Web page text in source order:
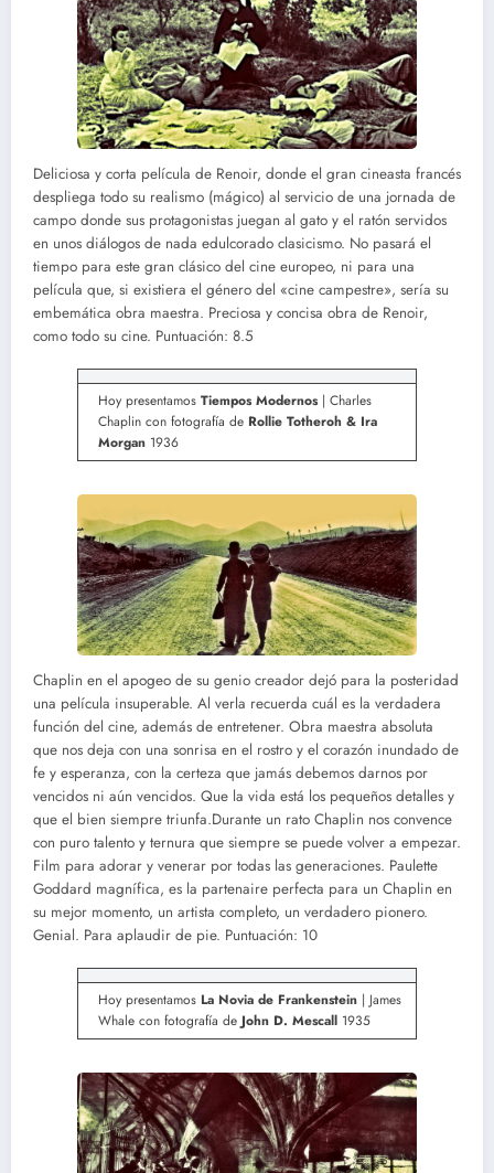
Deliciosa y corta película de Renoir, donde el gran cineasta francés
despliega todo su realismo (mágico) al servicio de una jornada de
campo donde sus protagonistas juegan al gato y el ratón servidos
en unos diálogos de nada edulcorado clasicismo. No pasará el
tiempo para este gran clásico del cine europeo, ni para una
película que, si existiera el género del «cine campestre», sería su
embemática obra maestra. Preciosa y concisa obra de Renoir,
como todo su cine. Puntuación: 8.5
Hoy presentamos Tiempos Modernos| Charles
Chaplin con fotografía de Rollie Totheroh & Ira
Morgan 1936
Chaplin en el apogeo de su genio creador dejó para la posteridad
una película insuperable. Al verla recuerda cuál es la verdadera
función del cine, además de entretener. Obra maestra absoluta
que nos deja con una sonrisa en el rostro y el corazón inundado de
fe y esperanza, con la certeza que jamás debemos darnos por
vencidos ni aún vencidos. Que la vida está los pequeños detalles y
que el bien siempre triunfa.Durante un rato Chaplin nos convence
con puro talento y ternura que siempre se puede volver a empezar.
Film para adorar y venerar por todas las generaciones. Paulette
Goddard magnífica, es la partenaire perfecta para un Chaplin en
su mejor momento, un artista completo, un verdadero pionero.
Genial. Para aplaudir de pie. Puntuación: 10
Hoy presentamos La Novia de Frankenstein | James
Whale con fotografía de John D. Mescall 1935